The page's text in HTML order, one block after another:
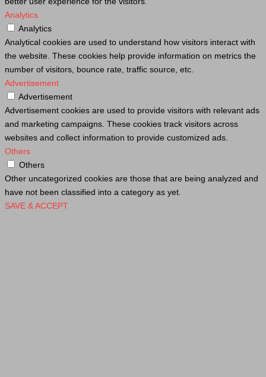
Analytics
Analytics
Analytical cookies are used to understand how visitors interact with
the website. These cookies help provide information on metrics the
number of visitors, bounce rate, traffic source, etc.
Advertisement
Advertisement
Advertisement cookies are used to provide visitors with relevant ads
and marketing campaigns. These cookies track visitors across
websites and collect information to provide customized ads.
Others
Others
Other uncategorized cookies are those that are being analyzed and
have not been classified into a category as yet.
SAVE & ACCEPT